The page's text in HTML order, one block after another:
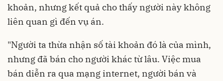
khoản, nhưng kết quả cho thấy người này không
liên quan gì đến vụ án.
"Người ta thừa nhận số tài khoản đó là của mình,
nhưng đã bán cho người khác từ lâu. Việc mua
bán diễn ra qua mạng internet, người bán và